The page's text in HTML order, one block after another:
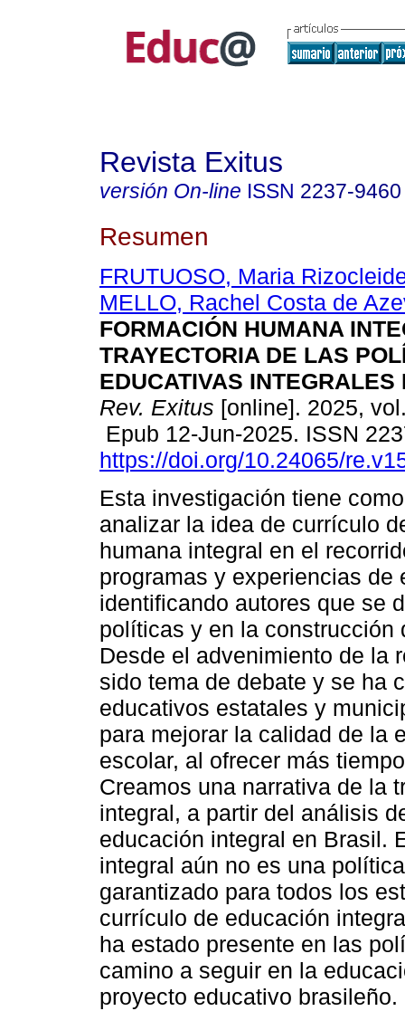
Revista Exitus
versión On-line ISSN 2237-9460
Resumen
FRUTUOSO, Maria
MELLO, Rachel Costa de
FORMACIÓN HUMANA
TRAYECTORIA DE LAS
EDUCATIVAS
Rev. Exitus [online]. 2025,
Epub 12-Jun-2025. ISSN
https://doi.org/10.24065/
Esta investigación tiene
analizar la idea de currículo
humana integral en el
programas y experiencias
identificando autores que se
políticas y en la
Desde el advenimiento de la
sido tema de debate y se ha
educativos estatales y
para mejorar la calidad de la
escolar, al ofrecer más
Creamos una narrativa de la
integral, a partir del análisis
educación integral en Brasil.
integral aún no es una
garantizado para todos los
currículo de educación
ha estado presente en las
camino a seguir en la
proyecto educativo brasileño.